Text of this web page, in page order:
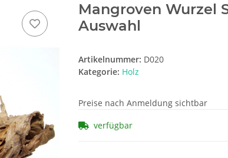
Mangroven Wurzel
Auswahl
Artikelnummer: D020
Kategorie: Holz
Preise nach Anmeldung sichtbar
verfügbar